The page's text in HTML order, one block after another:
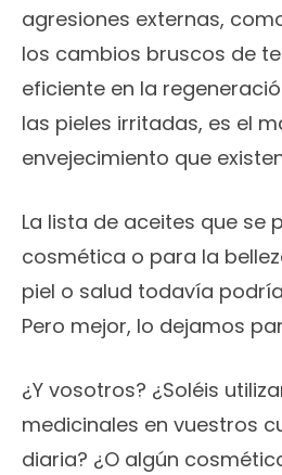
agresiones externas,
los cambios bruscos de
eficiente en la
las pieles irritadas, es el
envejecimiento que
La lista de aceites que se
cosmética o para la
piel o salud todavía
Pero mejor, lo dejamos
¿Y vosotros? ¿Soléis
medicinales en vuestros
diaria? ¿O algún